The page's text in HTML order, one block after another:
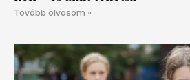
Tovább olvasom »